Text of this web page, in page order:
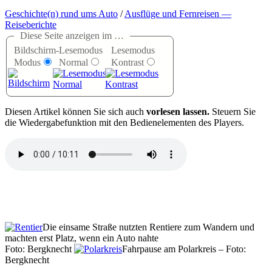
Geschichte(n) rund ums Auto /Ausflüge und Fernreisen —
Reiseberichte
Diese Seite anzeigen im …
Bildschirm-
Modus
Lesemodus
Normal
Lesemodus
Kontrast
Diesen Artikel können Sie sich auch vorlesen lassen. Steuern Sie
die Wiedergabefunktion mit den Bedienelementen des Players.
Die einsame Straße nutzten Rentiere zum Wandern und
machten erst Platz, wenn ein Auto nahte
Foto: Bergknecht
Fahrpause am Polarkreis – Foto:
Bergknecht